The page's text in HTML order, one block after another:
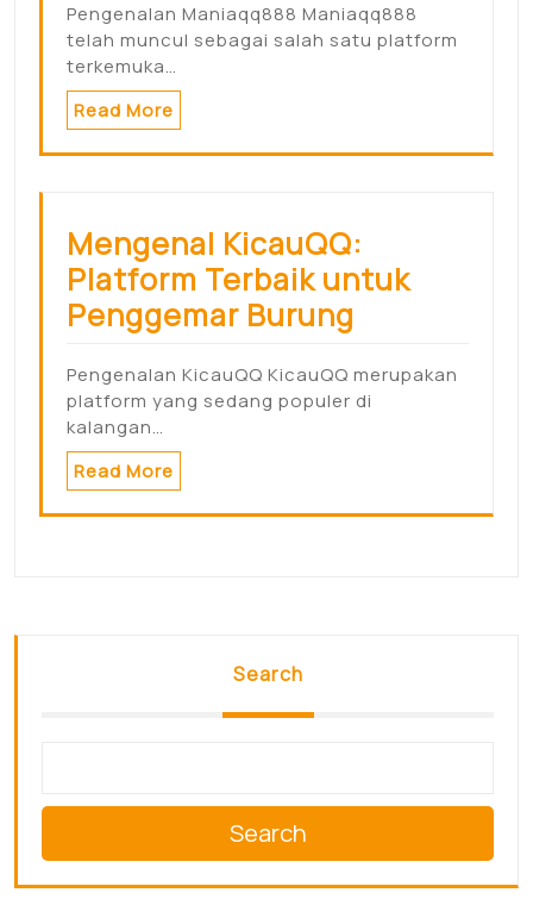
Pengenalan Maniaqq888 Maniaqq888
telah muncul sebagai salah satu platform
terkemuka…
Read More
Mengenal KicauQQ:
Platform Terbaik untuk
Penggemar Burung
Pengenalan KicauQQ KicauQQ merupakan
platform yang sedang populer di
kalangan…
Read More
Search
Search